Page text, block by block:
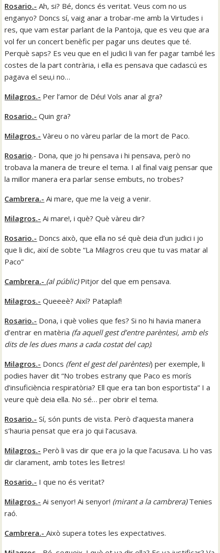
Rosario.- Ah, si? Bé, doncs és veritat. Veus com no us
enganyo? Doncs sí, vaig anar a trobar-me amb la Virtudes i
res, que vam estar parlant de la Pantoja, que es veu que ara
vol fer un concert benèfic per pagar uns deutes que té.
Perquè saps? Es veu que en el judici li van fer pagar també les
costes de la part contrària, i ella es pensava que cadascú es
pagava el seu,i no…
Milagros.- Per l’amor de Déu! Vols anar al gra?
Rosario.- Quin gra?
Milagros.- Vàreu o no vàreu parlar de la mort de Paco.
Rosario.- Dona, que jo hi pensava i hi pensava, però no
trobava la manera de treure el tema. I al final vaig pensar que
la millor manera era parlar sense embuts, no trobes?
Cambrera.- Ai mare, que me la veig a venir.
Milagros.- Ai mare!, i què? Què vàreu dir?
Rosario.- Doncs això, que ella no sé què deia d’un judici i jo
que li dic, així de sobte “La Milagros creu que tu vas matar al
Paco”
Cambrera.- (al públic)Pitjor del que em pensava.
Milagros.- Queeeè? Així? Pataplaf!
Rosario.- Dona, i què volies que fes? Si no hi havia manera
d’entrar en matèria (fa aquell gest d’entre parèntesi, amb els
dits de les dues mans a cada costat del cap).
Milagros.- Doncs (fent el gest del parèntesi) per exemple, li
podies haver dit “No trobes estrany que Paco es morís
d’insuficiència respiratòria? Ell que era tan bon esportista” I a
veure què deia ella. No sé… per obrir el tema.
Rosario.- Sí, són punts de vista. Però d’aquesta manera
s’hauria pensat que era jo qui l’acusava.
Milagros.- Però li vas dir que era jo la que l’acusava. Li ho vas
dir clarament, amb totes les lletres!
Rosario.- I que no és veritat?
Milagros.- Ai senyor! Ai senyor! (mirant a la cambrera)Tenies
raó.
Cambrera.-Això supera totes les expectatives.